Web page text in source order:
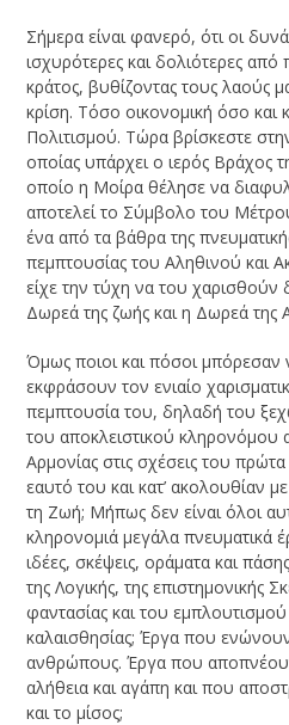
Σήμερα είναι φανερό, ότι οι
ισχυρότερες και δολιότερες από
κράτος, βυθίζοντας τους λαούς
κρίση. Τόσο οικονομική όσο και
Πολιτισμού. Τώρα βρίσκεστε
οποίας υπάρχει ο ιερός Βράχος
οποίο η Μοίρα θέλησε να
αποτελεί το Σύμβολο του
ένα από τα βάθρα της
πεμπτουσίας του Αληθινού και
είχε την τύχη να του
Δωρεά της ζωής και η Δωρεά της
Όμως ποιοι και πόσοι
εκφράσουν τον ενιαίο
πεμπτουσία του, δηλαδή του
του αποκλειστικού κληρονόμου
Αρμονίας στις σχέσεις του
εαυτό του και κατ’ ακολουθίαν
τη Ζωή; Μήπως δεν είναι όλοι
κληρονομιά μεγάλα πνευματικά
ιδέες, σκέψεις, οράματα και
της Λογικής, της επιστημονικής
φαντασίας και του εμπλουτισμού
καλαισθησίας; Έργα που
ανθρώπους. Έργα που
αλήθεια και αγάπη και που
και το μίσος;